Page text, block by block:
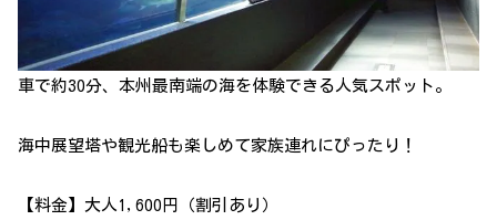
車で約30分、本州最南端の海を体験できる人気スポット。
海中展望塔や観光船も楽しめて家族連れにぴったり！
【料金】大人1,600円（割引あり）